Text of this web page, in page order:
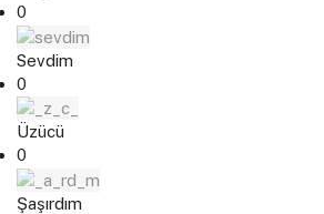
0
Sevdim
0
Üzücü
0
Şaşırdım